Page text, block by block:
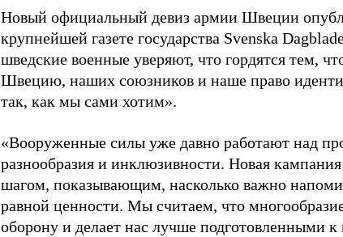
Новый официальный девиз армии Швеции
крупнейшей газете государства Svenska
шведские военные уверяют, что гордятся тем,
Швецию, наших союзников и наше право
так, как мы сами хотим».
«Вооруженные силы уже давно работают над
разнообразия и инклюзивности. Новая
шагом, показывающим, насколько важно
равной ценности. Мы считаем, что
оборону и делает нас лучше подготовленными